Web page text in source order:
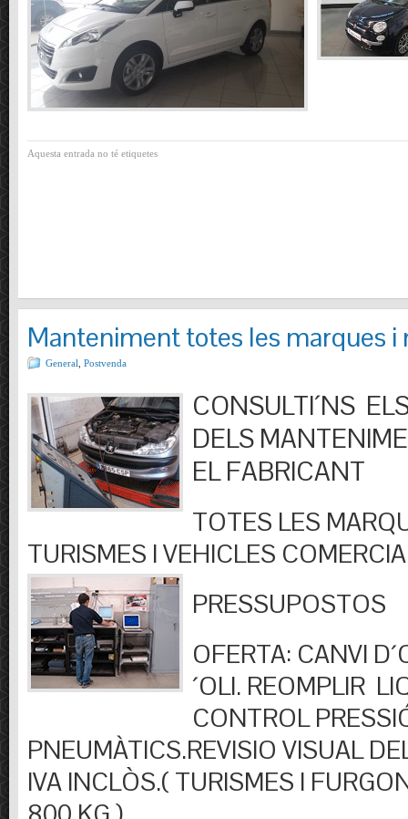
Aquesta entrada no té etiquetes
Manteniment totes les marques i
General Postvenda
CONSULTI´NS
DELS
EL FABRICANT
TOTES LES
TURISMES I VEHICLES
PRESSUPOSTOS
OFERTA: CANVI
´OLI. REOMPLIR
CONTROL
PNEUMÀTICS.REVISIO VISUAL
IVA INCLÒS.( TURISMES I